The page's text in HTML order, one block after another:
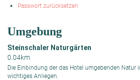
Passwort zurücksetzen
Umgebung
Steinschaler Naturgärten
0.04km
Die Einbindung der das Hotel umgebenden Natur
wichtiges Anliegen.